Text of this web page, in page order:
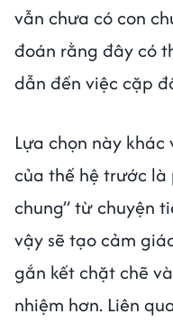
vẫn chưa có con
đoán rằng đây có
dẫn đến việc cặp
Lựa chọn này
của thế hệ trước là
chung” từ chuyện
vậy sẽ tạo cảm
gắn kết chặt chẽ
nhiệm hơn. Liên